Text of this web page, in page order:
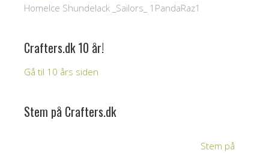
HomeIce Shundelack _Sailors_ 1PandaRaz1
Crafters.dk 10 år!
Gå til 10 års siden
Stem på Crafters.dk
Stem på